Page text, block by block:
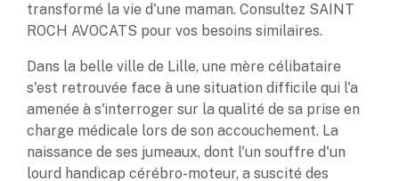
transformé la vie d'une maman. Consultez SAINT
ROCH AVOCATS pour vos besoins similaires.
Dans la belle ville de Lille, une mère célibataire
s'est retrouvée face à une situation difficile qui l'a
amenée à s'interroger sur la qualité de sa prise en
charge médicale lors de son accouchement. La
naissance de ses jumeaux, dont l'un souffre d'un
lourd handicap cérébro-moteur, a suscité des